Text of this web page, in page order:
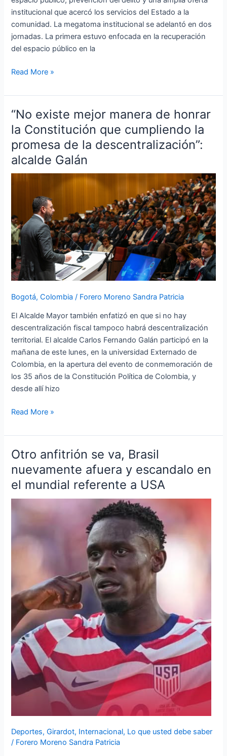
institucional que acercó los servicios del Estado a la
comunidad. La megatoma institucional se adelantó en dos
jornadas. La primera estuvo enfocada en la recuperación
del espacio público en la
Read More »
“No existe mejor manera de honrar
la Constitución que cumpliendo la
promesa de la descentralización”:
alcalde Galán
Bogotá,Colombia / Forero Moreno Sandra Patricia
El Alcalde Mayor también enfatizó en que si no hay
descentralización fiscal tampoco habrá descentralización
territorial. El alcalde Carlos Fernando Galán participó en la
mañana de este lunes, en la universidad Externado de
Colombia, en la apertura del evento de conmemoración de
los 35 años de la Constitución Política de Colombia, y
desde allí hizo
“No
existe
mejor
manera
de
honrar
Constitución
cumpliendo
la
promesa
de
la
descentralización”:
alcalde
Read More »
Otro anfitrión se va, Brasil
nuevamente afuera y escandalo en
el mundial referente a USA
Deportes,Girardot, Internacional, Lo que usted debe saber
/ Forero Moreno Sandra Patricia
Otro
se
va,
Brasil
nuevamente
escandalo
mundial
referente
USA